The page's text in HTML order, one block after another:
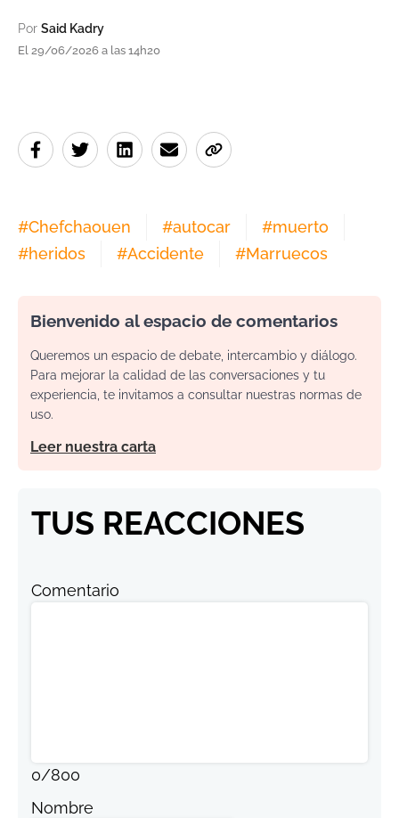
Por Said Kadry
El 29/06/2026 a las 14h20
#Chefchaouen #autocar #muerto
#heridos #Accidente #Marruecos
Bienvenido al espacio de comentarios
Queremos un espacio de debate, intercambio y diálogo.
Para mejorar la calidad de las conversaciones y tu
experiencia, te invitamos a consultar nuestras normas de
uso.
Leer nuestra carta
TUS REACCIONES
Comentario
0/800
Nombre